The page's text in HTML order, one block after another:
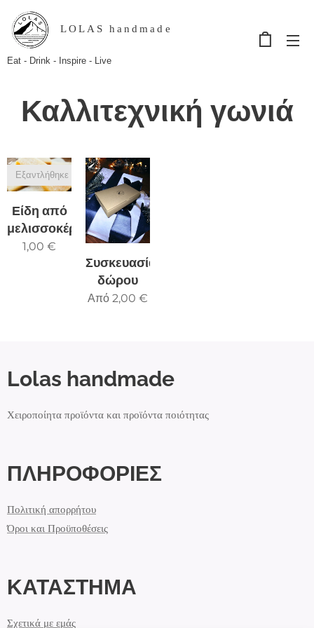
LOLAS handmade
Eat - Drink - Inspire - Live
Καλλιτεχνική γωνιά
Είδη από
μελισσοκέρι
Εξαντλήθηκε
1,00 €
Συσκευασία
δώρου
Από 2,00 €
Lolas handmade
Χειροποίητα προϊόντα και προϊόντα ποιότητας
ΠΛΗΡΟΦΟΡΙΕΣ
Πολιτική απορρήτου
Όροι και Προϋποθέσεις
ΚΑΤΑΣΤΗΜΑ
Σχετικά με εμάς